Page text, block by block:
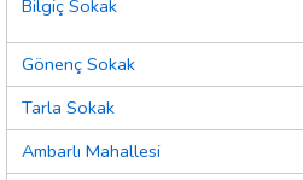
Bilgiç Sokak
Gönenç Sokak
Tarla Sokak
Ambarlı Mahallesi